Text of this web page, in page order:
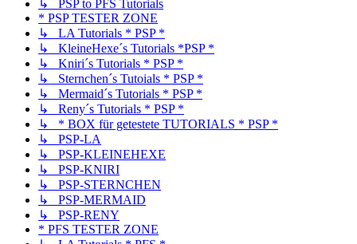
↳ PSP to PFS Tutorials
* PSP TESTER ZONE
↳ LA Tutorials * PSP *
↳ KleineHexe´s Tutorials *PSP *
↳ Kniri´s Tutorials * PSP *
↳ Sternchen´s Tutoials * PSP *
↳ Mermaid´s Tutorials * PSP *
↳ Reny´s Tutorials * PSP *
↳ * BOX für getestete TUTORIALS * PSP *
↳ PSP-LA
↳ PSP-KLEINEHEXE
↳ PSP-KNIRI
↳ PSP-STERNCHEN
↳ PSP-MERMAID
↳ PSP-RENY
* PFS TESTER ZONE